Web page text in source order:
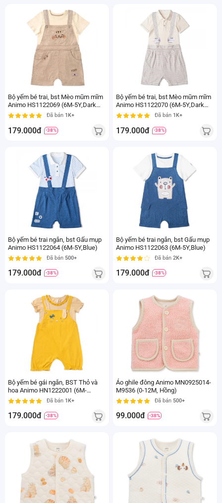
Bộ yếm bé trai, bst Mèo mũm mĩm
Animo HS1122069 (6M-5Y,Dark
Beige)
Đã bán 1K+
179.000đ -38%
Bộ yếm bé trai, bst Mèo mũm mĩm
Animo HS1122070 (6M-5Y,Dark
Beige)
Đã bán 1K+
179.000đ -38%
Bộ yếm bé trai ngắn, bst Gấu mụp
Animo HS1122064 (6M-5Y,Blue)
Đã bán 500+
179.000đ -38%
Bộ yếm bé trai ngắn, bst Gấu mụp
Animo HS1122063 (6M-5Y,Blue)
Đã bán 2K+
179.000đ -38%
Bộ yếm bé gái ngắn, BST Thỏ và
hoa Animo HN1222001 (6M-
6Y,Vàng)
Đã bán 1K+
179.000đ -38%
Áo ghile đông Animo MN0925014-
M9536 (0-12M, Hồng)
Đã bán 500+
99.000đ -38%